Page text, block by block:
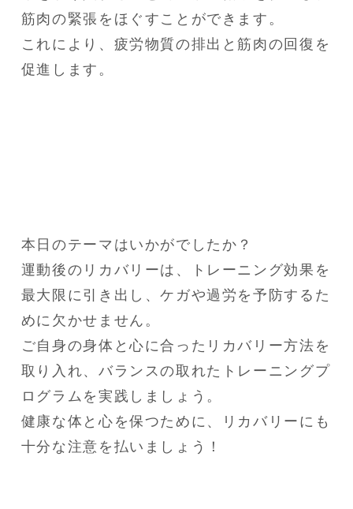
筋肉の緊張をほぐすことができます。
これにより、疲労物質の排出と筋肉の回復を
促進します。
本日のテーマはいかがでしたか？
運動後のリカバリーは、トレーニング効果を
最大限に引き出し、ケガや過労を予防するた
めに欠かせません。
ご自身の身体と心に合ったリカバリー方法を
取り入れ、バランスの取れたトレーニングプ
ログラムを実践しましょう。
健康な体と心を保つために、リカバリーにも
十分な注意を払いましょう！